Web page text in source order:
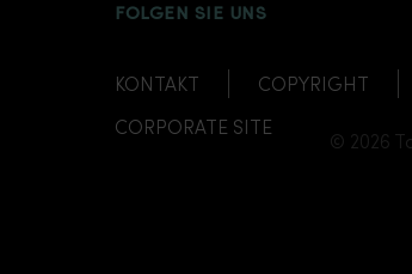
FOLGEN SIE UNS
KONTAKT COPYRIGHT
CORPORATE SITE
© 2026